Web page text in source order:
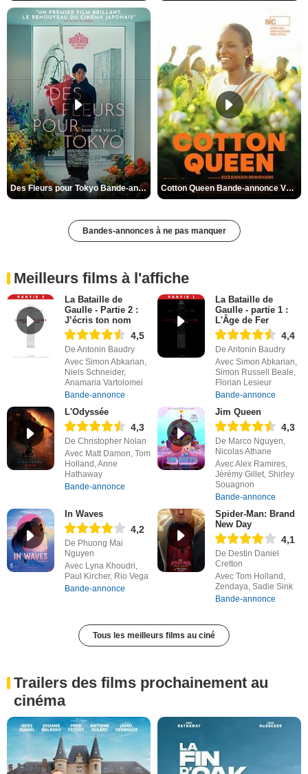
Des Fleurs pour Tokyo Bande-annonce VO STFR Cotton Queen Bande-annonce VO STFR
Bandes-annonces à ne pas manquer
Meilleurs films à l'affiche
La Bataille de
Gaulle - Partie 2 :
J’écris ton nom
4,5
De Antonin Baudry
Avec Simon Abkarian,
Niels Schneider,
Anamaria Vartolomei
Bande-annonce
La Bataille de
Gaulle - partie 1 :
L'Âge de Fer
4,4
De Antonin Baudry
Avec Simon Abkarian,
Simon Russell Beale,
Florian Lesieur
Bande-annonce
L'Odyssée
4,3
De Christopher Nolan
Avec Matt Damon, Tom
Holland, Anne
Hathaway
Bande-annonce
Jim Queen
4,3
De Marco Nguyen,
Nicolas Athane
Avec Alex Ramires,
Jérémy Gillet, Shirley
Souagnon
Bande-annonce
In Waves
4,2
De Phuong Mai
Nguyen
Avec Lyna Khoudri,
Paul Kircher, Rio Vega
Bande-annonce
Spider-Man: Brand
New Day
4,1
De Destin Daniel
Cretton
Avec Tom Holland,
Zendaya, Sadie Sink
Bande-annonce
Tous les meilleurs films au ciné
Trailers des films prochainement au
cinéma